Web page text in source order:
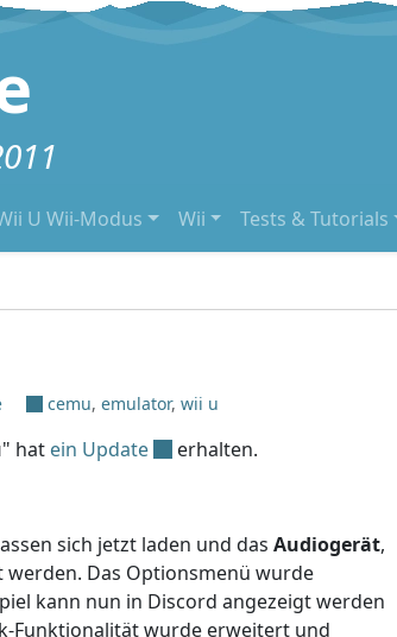
U Wii-Modus Wii Tests & Tutorials
cemu, emulator, wii u
" hat ein Update
erhalten.
sich jetzt laden und das Audiogerät,
werden. Das Optionsmenü wurde
kann nun in Discord angezeigt werden
Funktionalität wurde erweitert und